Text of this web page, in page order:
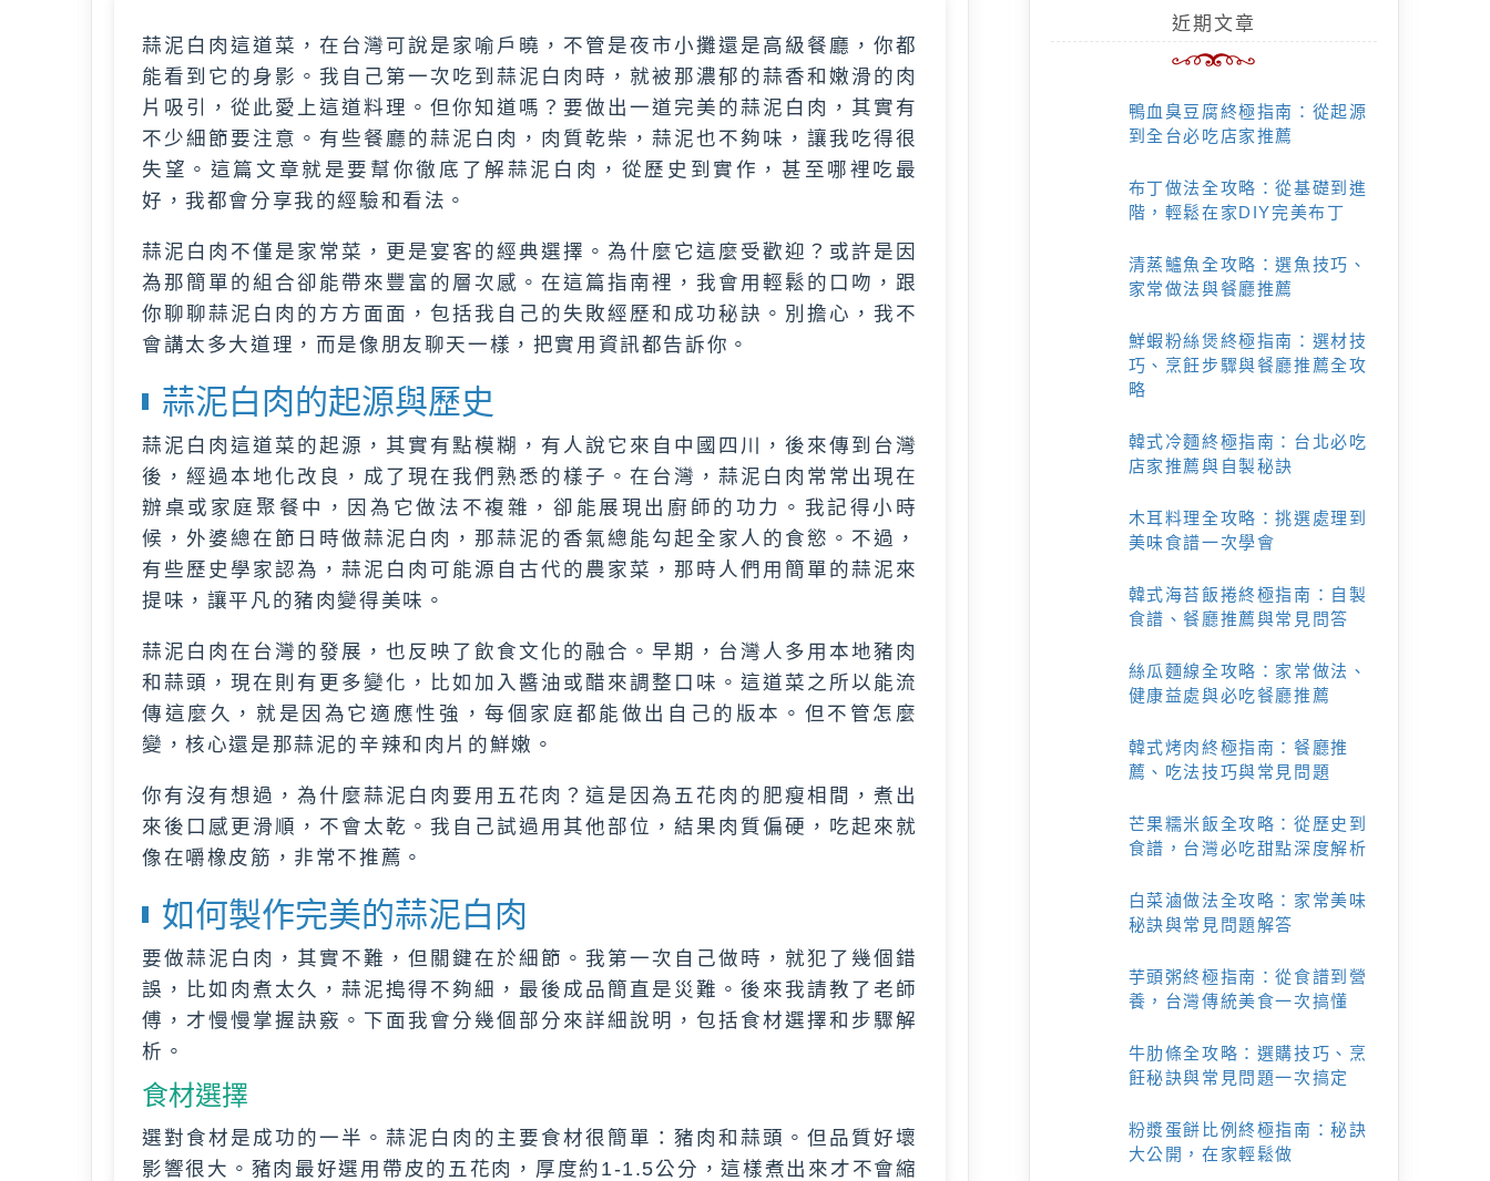
蒜泥白肉這道菜，在台灣可說是家喻戶曉，不管是夜市小攤還是高級餐廳，你都
能看到它的身影。我自己第一次吃到蒜泥白肉時，就被那濃郁的蒜香和嫩滑的肉
片吸引，從此愛上這道料理。但你知道嗎？要做出一道完美的蒜泥白肉，其實有
不少細節要注意。有些餐廳的蒜泥白肉，肉質乾柴，蒜泥也不夠味，讓我吃得很
失望。這篇文章就是要幫你徹底了解蒜泥白肉，從歷史到實作，甚至哪裡吃最
好，我都會分享我的經驗和看法。
蒜泥白肉不僅是家常菜，更是宴客的經典選擇。為什麼它這麼受歡迎？或許是因
為那簡單的組合卻能帶來豐富的層次感。在這篇指南裡，我會用輕鬆的口吻，跟
你聊聊蒜泥白肉的方方面面，包括我自己的失敗經歷和成功秘訣。別擔心，我不
會講太多大道理，而是像朋友聊天一樣，把實用資訊都告訴你。
蒜泥白肉的起源與歷史
蒜泥白肉這道菜的起源，其實有點模糊，有人說它來自中國四川，後來傳到台灣
後，經過本地化改良，成了現在我們熟悉的樣子。在台灣，蒜泥白肉常常出現在
辦桌或家庭聚餐中，因為它做法不複雜，卻能展現出廚師的功力。我記得小時
候，外婆總在節日時做蒜泥白肉，那蒜泥的香氣總能勾起全家人的食慾。不過，
有些歷史學家認為，蒜泥白肉可能源自古代的農家菜，那時人們用簡單的蒜泥來
提味，讓平凡的豬肉變得美味。
蒜泥白肉在台灣的發展，也反映了飲食文化的融合。早期，台灣人多用本地豬肉
和蒜頭，現在則有更多變化，比如加入醬油或醋來調整口味。這道菜之所以能流
傳這麼久，就是因為它適應性強，每個家庭都能做出自己的版本。但不管怎麼
變，核心還是那蒜泥的辛辣和肉片的鮮嫩。
你有沒有想過，為什麼蒜泥白肉要用五花肉？這是因為五花肉的肥瘦相間，煮出
來後口感更滑順，不會太乾。我自己試過用其他部位，結果肉質偏硬，吃起來就
像在嚼橡皮筋，非常不推薦。
如何製作完美的蒜泥白肉
要做蒜泥白肉，其實不難，但關鍵在於細節。我第一次自己做時，就犯了幾個錯
誤，比如肉煮太久，蒜泥搗得不夠細，最後成品簡直是災難。後來我請教了老師
傅，才慢慢掌握訣竅。下面我會分幾個部分來詳細說明，包括食材選擇和步驟解
析。
食材選擇
選對食材是成功的一半。蒜泥白肉的主要食材很簡單：豬肉和蒜頭。但品質好壞
影響很大。豬肉最好選用帶皮的五花肉，厚度約1-1.5公分，這樣煮出來才不會縮
近期文章
鴨血臭豆腐終極指南：從起源
到全台必吃店家推薦
布丁做法全攻略：從基礎到進
階，輕鬆在家DIY完美布丁
清蒸鱸魚全攻略：選魚技巧、
家常做法與餐廳推薦
鮮蝦粉絲煲終極指南：選材技
巧、烹飪步驟與餐廳推薦全攻
略
韓式冷麵終極指南：台北必吃
店家推薦與自製秘訣
木耳料理全攻略：挑選處理到
美味食譜一次學會
韓式海苔飯捲終極指南：自製
食譜、餐廳推薦與常見問答
絲瓜麵線全攻略：家常做法、
健康益處與必吃餐廳推薦
韓式烤肉終極指南：餐廳推
薦、吃法技巧與常見問題
芒果糯米飯全攻略：從歷史到
食譜，台灣必吃甜點深度解析
白菜滷做法全攻略：家常美味
秘訣與常見問題解答
芋頭粥終極指南：從食譜到營
養，台灣傳統美食一次搞懂
牛肋條全攻略：選購技巧、烹
飪秘訣與常見問題一次搞定
粉漿蛋餅比例終極指南：秘訣
大公開，在家輕鬆做